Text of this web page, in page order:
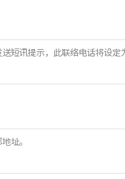
短讯提示，此联络电话将设定
址。